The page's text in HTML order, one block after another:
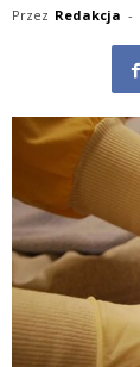
Przez Redakcja -